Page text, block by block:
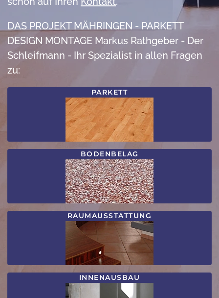
DAS PROJEKT MÄHRINGEN - PARKETT
DESIGN MONTAGE Markus Rathgeber - Der
Schleifmann - Ihr Spezialist in allen Fragen
zu:
PARKETT
BODENBELAG
RAUMAUSSTATTUNG
INNENAUSBAU